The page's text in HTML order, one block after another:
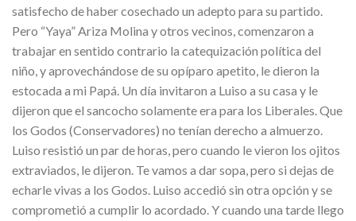
satisfecho de haber cosechado un adepto para su partido.
Pero “Yaya” Ariza Molina y otros vecinos, comenzaron a
trabajar en sentido contrario la catequización política del
niño, y aprovechándose de su opíparo apetito, le dieron la
estocada a mi Papá. Un día invitaron a Luiso a su casa y le
dijeron que el sancocho solamente era para los Liberales. Que
los Godos (Conservadores) no tenían derecho a almuerzo.
Luiso resistió un par de horas, pero cuando le vieron los ojitos
extraviados, le dijeron. Te vamos a dar sopa, pero si dejas de
echarle vivas a los Godos. Luiso accedió sin otra opción y se
comprometió a cumplir lo acordado. Y cuando una tarde llego